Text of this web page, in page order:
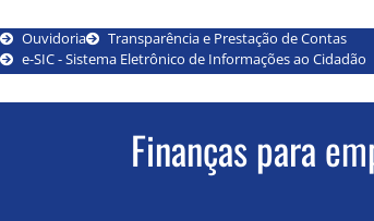
Ouvidoria
Transparência e Prestação de Contas
e-SIC - Sistema Eletrônico de Informações ao Cidadão
Finanças para